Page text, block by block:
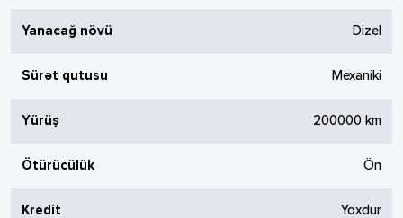
Yanacağ növü Dizel
Sürət qutusu Mexaniki
Yürüş 200000 km
Ötürücülük Ön
Kredit Yoxdur